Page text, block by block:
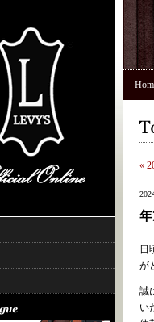
«
日
が
誠
い